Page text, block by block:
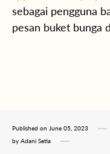
sebagai pengguna
pesan buket bunga
Published on June 05, 2023
by Adani Setia